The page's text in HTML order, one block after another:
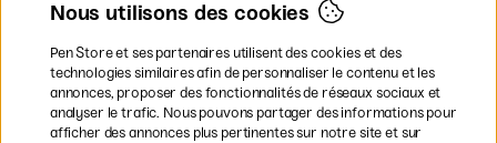
Finlande
Irlande
Pays-Bas
Royaume-Uni
UE
Nous utilisons des cookies
Pen Store et ses partenaires utilisent des cookies et des
technologies similaires afin de personnaliser le contenu et les
annonces, proposer des fonctionnalités de réseaux sociaux et
analyser le trafic. Nous pouvons partager des informations pour
afficher des annonces plus pertinentes sur notre site et sur